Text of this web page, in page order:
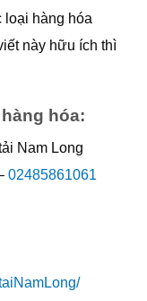
loại hàng hóa
này hữu ích thì
hóa:
Nam Long
02485861061